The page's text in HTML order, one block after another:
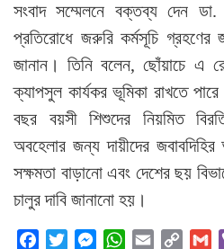
সংবাদ সম্মেলনে বক্তব্য দেন
প্রতিরোধে জরুরি কর্মসূচি
জানান। তিনি বলেন, ছোঁয়াচে এ
ক্যাপসুল কার্যকর ভূমিকা রাখতে
বছর বয়সী শিশুদের নিয়মিত
অবহেলার জন্য দায়ীদের
সক্ষমতা বাড়ানো এবং দেশের ছয়
চালুর দাবি জানানো হয়।
Facebook
TwitterMessengerWhatsApp
Email
Copy